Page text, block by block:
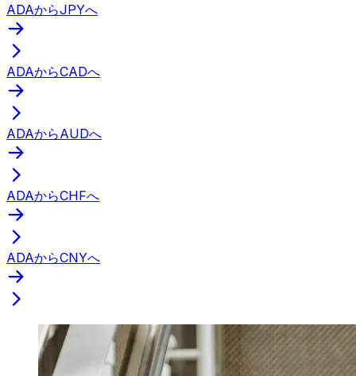
ADAからJPYへ
ADAからCADへ
ADAからAUDへ
ADAからCHFへ
ADAからCNYへ